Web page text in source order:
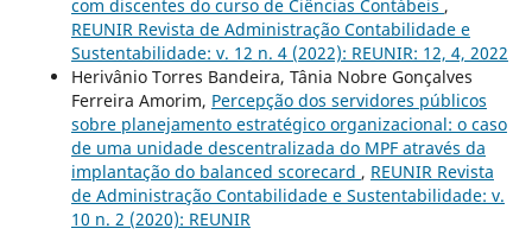
com discentes do curso de Ciências Contábeis ,
REUNIR Revista de Administração Contabilidade e
Sustentabilidade: v. 12 n. 4 (2022): REUNIR: 12, 4, 2022
Herivânio Torres Bandeira, Tânia Nobre Gonçalves
Ferreira Amorim, Percepção dos servidores públicos
sobre planejamento estratégico organizacional: o caso
de uma unidade descentralizada do MPF através da
implantação do balanced scorecard , REUNIR Revista
de Administração Contabilidade e Sustentabilidade: v.
10 n. 2 (2020): REUNIR